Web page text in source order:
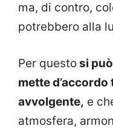
ma, di contro,
potrebbero alla
Per questosi
mette
avvolgente, e
atmosfera,